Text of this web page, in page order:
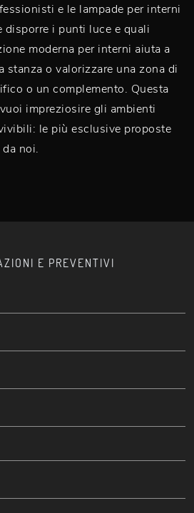
e le lampade per interni
disporre i punti luce e quali
moderna per interni aiuta a
stanza o valorizzare una zona di
o un complemento. Questa
impreziosire gli ambienti
le più esclusive proposte
noi.
E PREVENTIVI